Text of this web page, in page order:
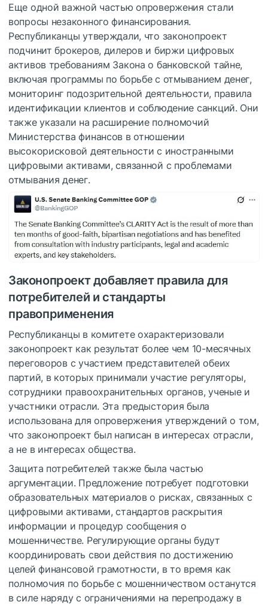
Еще одной важной частью опровержения стали
вопросы незаконного финансирования.
Республиканцы утверждали, что законопроект
подчинит брокеров, дилеров и биржи цифровых
активов требованиям Закона о банковской тайне,
включая программы по борьбе с отмыванием денег,
мониторинг подозрительной деятельности, правила
идентификации клиентов и соблюдение санкций. Они
также указали на расширение полномочий
Министерства финансов в отношении
высокорисковой деятельности с иностранными
цифровыми активами, связанной с проблемами
отмывания денег.
Законопроект добавляет правила для
потребителей и стандарты
правоприменения
Республиканцы в комитете охарактеризовали
законопроект как результат более чем 10-месячных
переговоров с участием представителей обеих
партий, в которых принимали участие регуляторы,
сотрудники правоохранительных органов, ученые и
участники отрасли. Эта предыстория была
использована для опровержения утверждений о том,
что законопроект был написан в интересах отрасли,
а не в интересах общества.
Защита потребителей также была частью
аргументации. Предложение потребует подготовки
образовательных материалов о рисках, связанных с
цифровыми активами, стандартов раскрытия
информации и процедур сообщения о
мошенничестве. Регулирующие органы будут
координировать свои действия по достижению
целей финансовой грамотности, в то время как
полномочия по борьбе с мошенничеством останутся
в силе наряду с ограничениями на перепродажу в